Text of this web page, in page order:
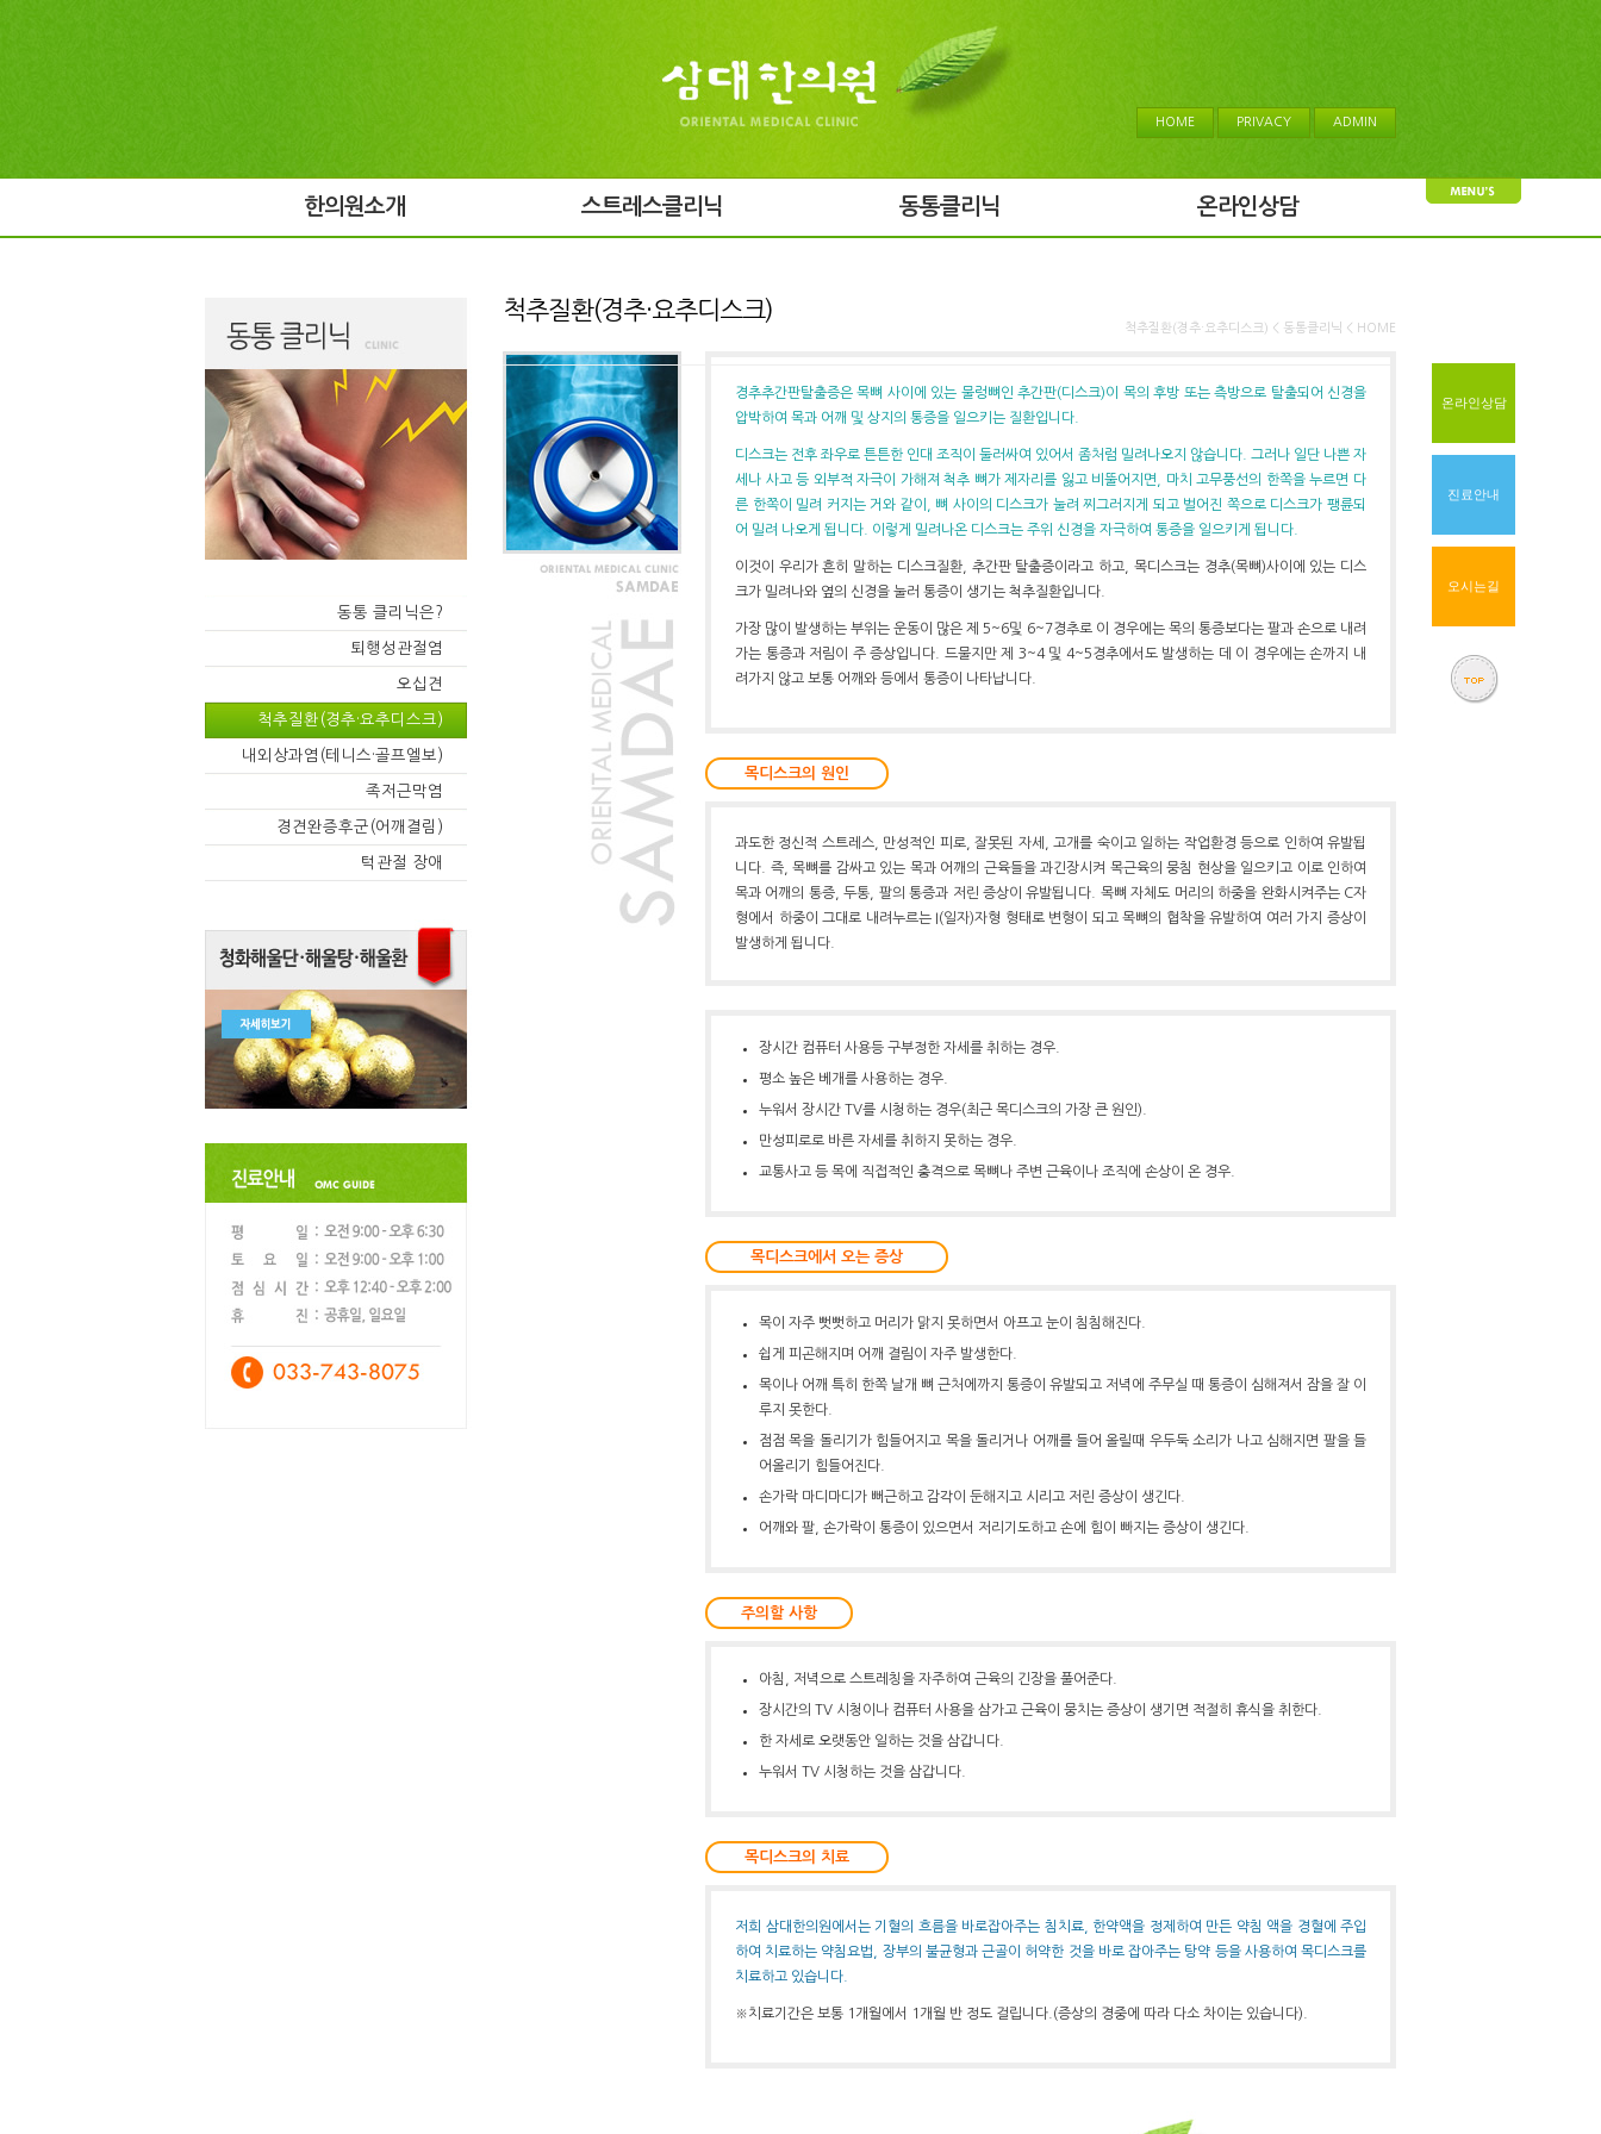
HOME PRIVACY ADMIN
한의원소개 스트레스클리닉 동통클리닉 온라인상담
동통 클리닉은?
퇴행성관절염
오십견
척추질환(경추·요추디스크)
내외상과염(테니스·골프엘보)
족저근막염
경견완증후군(어깨결림)
턱관절 장애
척추질환(경추·요추디스크)
척추질환(경추·요추디스크) < 동통클리닉 < HOME
경추추간판탈출증은 목뼈 사이에 있는 물렁뼈인 추간판(디스크)이 목의 후방 또는 측방으로 탈출되어 신경을
압박하여 목과 어깨 및 상지의 통증을 일으키는 질환입니다.
디스크는 전후 좌우로 튼튼한 인대 조직이 둘러싸여 있어서 좀처럼 밀려나오지 않습니다. 그러나 일단 나쁜 자
세나 사고 등 외부적 자극이 가해져 척추 뼈가 제자리를 잃고 비뚤어지면, 마치 고무풍선의 한쪽을 누르면 다
른 한쪽이 밀려 커지는 거와 같이, 뼈 사이의 디스크가 눌려 찌그러지게 되고 벌어진 쪽으로 디스크가 팽륜되
어 밀려 나오게 됩니다. 이렇게 밀려나온 디스크는 주위 신경을 자극하여 통증을 일으키게 됩니다.
이것이 우리가 흔히 말하는 디스크질환, 추간판 탈출증이라고 하고, 목디스크는 경추(목뼈)사이에 있는 디스
크가 밀려나와 옆의 신경을 눌러 통증이 생기는 척추질환입니다.
가장 많이 발생하는 부위는 운동이 많은 제 5~6및 6~7경추로 이 경우에는 목의 통증보다는 팔과 손으로 내려
가는 통증과 저림이 주 증상입니다. 드물지만 제 3~4 및 4~5경추에서도 발생하는 데 이 경우에는 손까지 내
려가지 않고 보통 어깨와 등에서 통증이 나타납니다.
목디스크의 원인
과도한 정신적 스트레스, 만성적인 피로, 잘못된 자세, 고개를 숙이고 일하는 작업환경 등으로 인하여 유발됩
니다. 즉, 목뼈를 감싸고 있는 목과 어깨의 근육들을 과긴장시켜 목근육의 뭉침 현상을 일으키고 이로 인하여
목과 어깨의 통증, 두통, 팔의 통증과 저린 증상이 유발됩니다. 목뼈 자체도 머리의 하중을 완화시켜주는 C자
형에서 하중이 그대로 내려누르는 I(일자)자형 형태로 변형이 되고 목뼈의 협착을 유발하여 여러 가지 증상이
발생하게 됩니다.
장시간 컴퓨터 사용등 구부정한 자세를 취하는 경우.
평소 높은 베개를 사용하는 경우.
누워서 장시간 TV를 시청하는 경우(최근 목디스크의 가장 큰 원인).
만성피로로 바른 자세를 취하지 못하는 경우.
교통사고 등 목에 직접적인 충격으로 목뼈나 주변 근육이나 조직에 손상이 온 경우.
목디스크에서 오는 증상
목이 자주 뻣뻣하고 머리가 맑지 못하면서 아프고 눈이 침침해진다.
쉽게 피곤해지며 어깨 결림이 자주 발생한다.
목이나 어깨 특히 한쪽 날개 뼈 근처에까지 통증이 유발되고 저녁에 주무실 때 통증이 심해져서 잠을 잘 이
루지 못한다.
점점 목을 돌리기가 힘들어지고 목을 돌리거나 어깨를 들어 올릴때 우두둑 소리가 나고 심해지면 팔을 들
어올리기 힘들어진다.
손가락 마디마디가 뻐근하고 감각이 둔해지고 시리고 저린 증상이 생긴다.
어깨와 팔, 손가락이 통증이 있으면서 저리기도하고 손에 힘이 빠지는 증상이 생긴다.
주의할 사항
아침, 저녁으로 스트레칭을 자주하여 근육의 긴장을 풀어준다.
장시간의 TV 시청이나 컴퓨터 사용을 삼가고 근육이 뭉치는 증상이 생기면 적절히 휴식을 취한다.
한 자세로 오랫동안 일하는 것을 삼갑니다.
누워서 TV 시청하는 것을 삼갑니다.
목디스크의 치료
저희 삼대한의원에서는 기혈의 흐름을 바로잡아주는 침치료, 한약액을 정제하여 만든 약침 액을 경혈에 주입
하여 치료하는 약침요법, 장부의 불균형과 근골이 허약한 것을 바로 잡아주는 탕약 등을 사용하여 목디스크를
치료하고 있습니다.
※치료기간은 보통 1개월에서 1개월 반 정도 걸립니다.(증상의 경중에 따라 다소 차이는 있습니다).
온라인상담
진료안내
오시는길